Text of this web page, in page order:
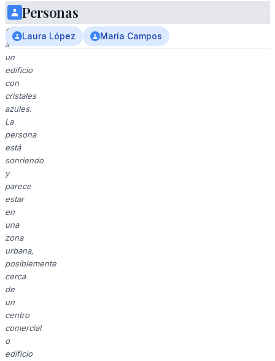
cortos,
posando
frente
a
un
edificio
con
cristales
azules.
La
persona
está
sonriendo
y
parece
estar
en
una
zona
urbana,
posiblemente
cerca
de
un
centro
comercial
o
edificio
Personas
Laura López María Campos